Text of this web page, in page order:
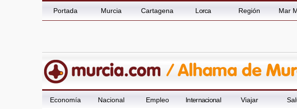
Portada Murcia Cartagena Lorca Región Mar
Economía Nacional Empleo Internacional Viajar